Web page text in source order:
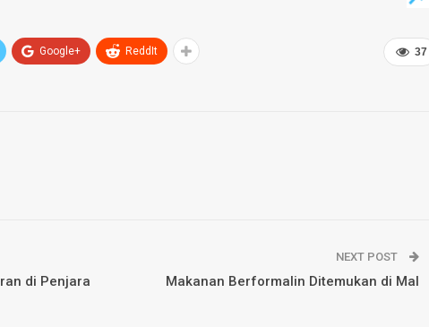
37
Google+ ReddIt
di Penjara
NEXT POST
Makanan Berformalin Ditemukan di Mal